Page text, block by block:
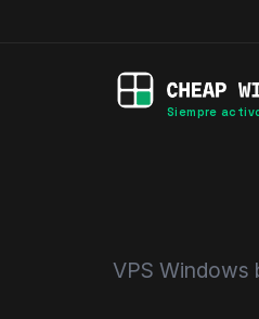
Siempre
VPS Windows